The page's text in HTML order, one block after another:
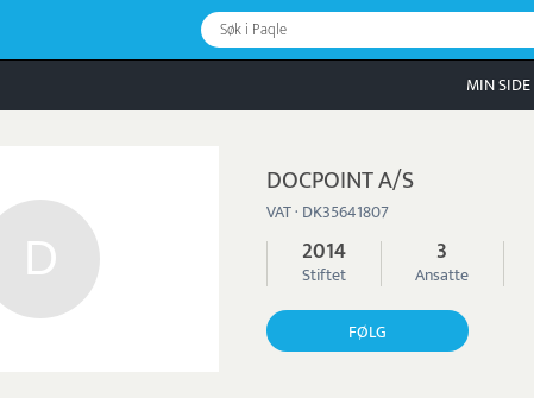
Søk i Paqle
MIN SIDE
DOCPOINT A/S
VAT · DK35641807
2014
Stiftet
3
Ansatte
FØLG